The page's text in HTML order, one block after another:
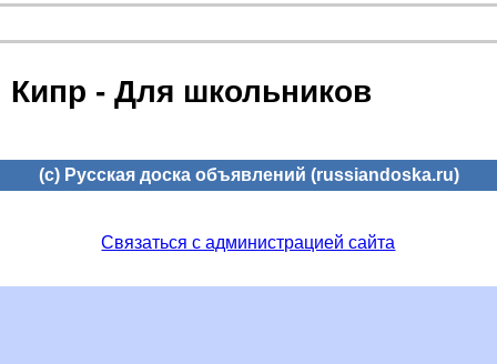
Кипр - Для школьников
(c) Русская доска объявлений (russiandoska.ru)
Связаться с администрацией сайта